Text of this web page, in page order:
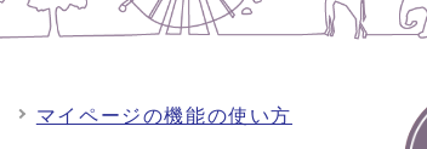
マイページの機能の使い方